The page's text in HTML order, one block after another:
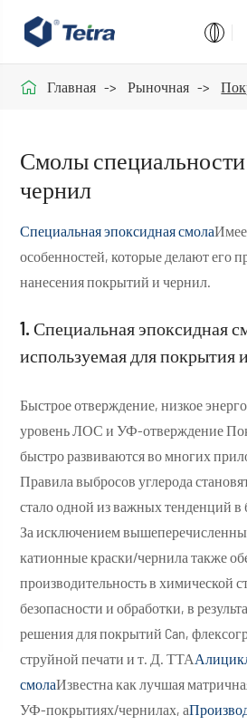
 Главная Рыночная
Смолы
чернил
Специальная эпоксидная смола
особенностей, которые делают его
нанесения покрытий и чернил.
1. Специальная эпоксидная
используемая для покрытия
Быстрое отверждение, низкое
уровень ЛОС и УФ-отверждение
быстро развиваются во многих
Правила выбросов углерода
стало одной из важных тенденций в
За исключением
катионные краски/чернила также
производительность в химической
безопасности и обработки, в
решения для покрытий Can,
струйной печати и т. Д. ТТА
смолаИзвестна как лучшая
УФ-покрытиях/чернилах, а